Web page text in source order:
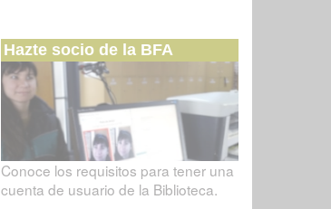
Hazte socio de la BFA
Conoce los requisitos para tener una
cuenta de usuario de la Biblioteca.